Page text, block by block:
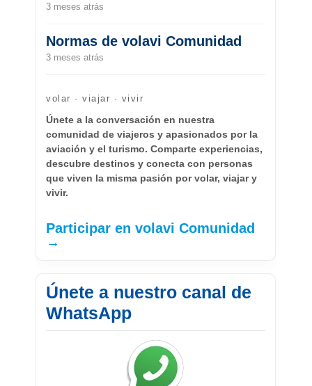
3 meses atrás
Normas de volavi Comunidad
3 meses atrás
volar · viajar · vivir
Únete a la conversación en nuestra
comunidad de viajeros y apasionados por la
aviación y el turismo. Comparte experiencias,
descubre destinos y conecta con personas
que viven la misma pasión por volar, viajar y
vivir.
Participar en volavi Comunidad
→
Únete a nuestro canal de
WhatsApp